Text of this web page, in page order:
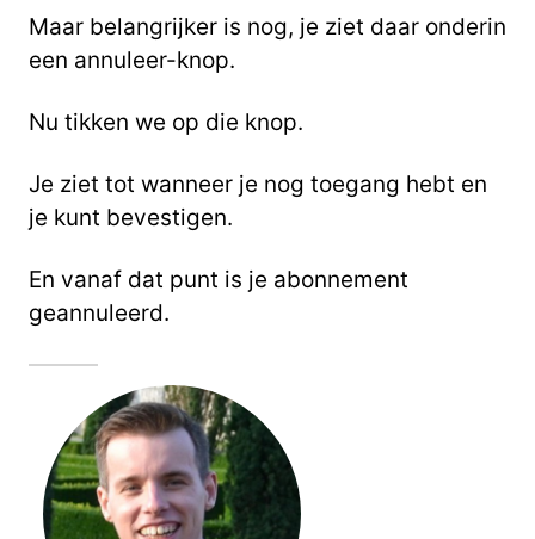
Maar belangrijker is nog, je ziet daar onderin
een annuleer-knop.
Nu tikken we op die knop.
Je ziet tot wanneer je nog toegang hebt en
je kunt bevestigen.
En vanaf dat punt is je abonnement
geannuleerd.